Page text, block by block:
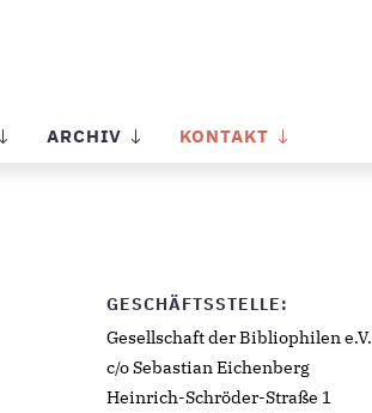
ARCHIV KONTAKT
GESCHÄFTSSTELLE:
Gesellschaft der Bibliophilen e.V.
c/o Sebastian Eichenberg
Heinrich-Schröder-Straße 1